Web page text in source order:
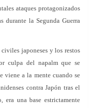
ataques protagonizados
durante la Segunda Guerra
civiles japoneses y los restos
culpa del napalm que se
viene a la mente cuando se
contra Japón tras el
era una base estrictamente